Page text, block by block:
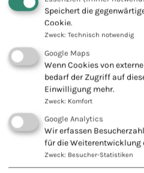
Entspannungstherapie
Existenzgründungsberatung
Familientherapie
Fußreflexzonentherapie
Fußreflex – Nervenpunkttherapie
Fachausbildungen G – L
Fachausbildungen M – Z
Speichert die
Cookie.
Zweck: Technisch notwendig
Google Maps
Wenn Cookies von
bedarf der Zugriff auf
Einwilligung mehr.
Zweck: Komfort
Google Analytics
Wir erfassen
für die Weiterentwicklung
Zweck: Besucher-Statistiken